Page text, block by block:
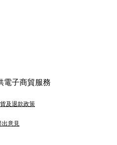
電子商貿服務
及退款政策
出意見